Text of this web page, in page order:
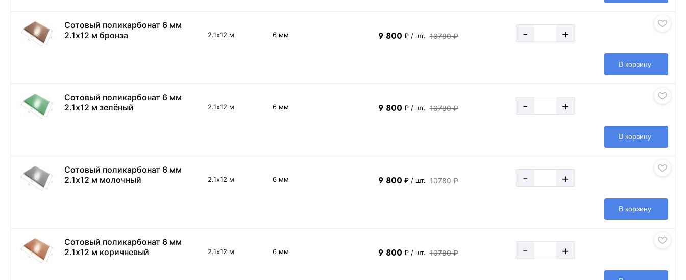
Сотовый поликарбонат 6 мм
2.1х12 м бронза
2.1х12 м 6 мм 9 800 ₽ / шт. 10780 ₽ - +
В корзину
Сотовый поликарбонат 6 мм
2.1х12 м зелёный
2.1х12 м 6 мм 9 800 ₽ / шт. 10780 ₽ - +
В корзину
Сотовый поликарбонат 6 мм
2.1х12 м молочный
2.1х12 м 6 мм 9 800 ₽ / шт. 10780 ₽ - +
В корзину
Сотовый поликарбонат 6 мм
2.1х12 м коричневый
2.1х12 м 6 мм 9 800 ₽ / шт. 10780 ₽ - +